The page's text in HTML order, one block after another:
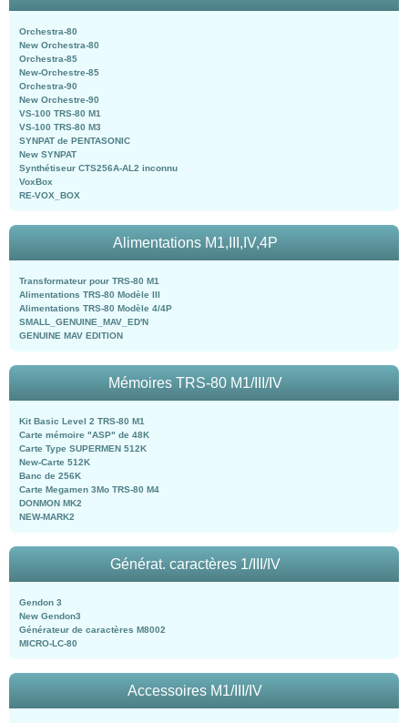
Orchestra-80
New Orchestra-80
Orchestra-85
New-Orchestre-85
Orchestra-90
New Orchestre-90
VS-100 TRS-80 M1
VS-100 TRS-80 M3
SYNPAT de PENTASONIC
New SYNPAT
Synthétiseur CTS256A-AL2 inconnu
VoxBox
RE-VOX_BOX
Alimentations M1,III,IV,4P
Transformateur pour TRS-80 M1
Alimentations TRS-80 Modèle III
Alimentations TRS-80 Modèle 4/4P
SMALL_GENUINE_MAV_ED'N
GENUINE MAV EDITION
Mémoires TRS-80 M1/III/IV
Kit Basic Level 2 TRS-80 M1
Carte mémoire "ASP" de 48K
Carte Type SUPERMEN 512K
New-Carte 512K
Banc de 256K
Carte Megamen 3Mo TRS-80 M4
DONMON MK2
NEW-MARK2
Générat. caractères 1/III/IV
Gendon 3
New Gendon3
Générateur de caractères M8002
MICRO-LC-80
Accessoires M1/III/IV